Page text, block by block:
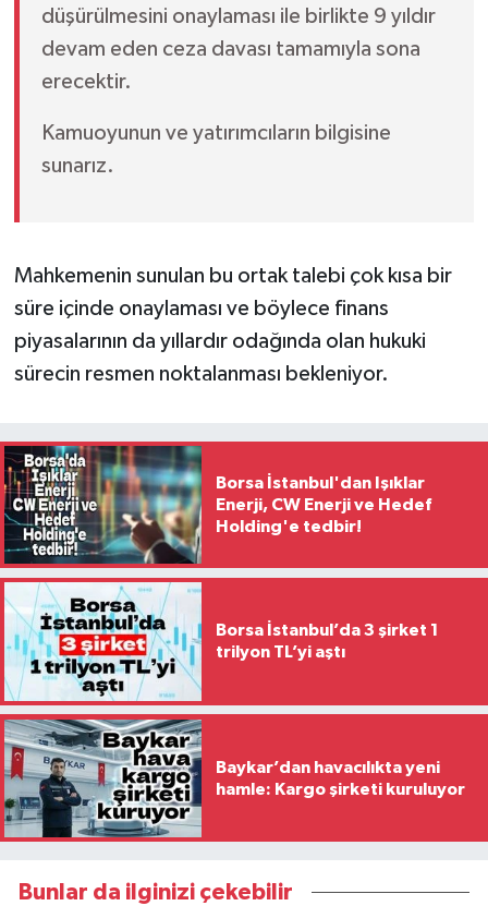
düşürülmesini onaylaması ile birlikte 9 yıldır
devam eden ceza davası tamamıyla sona
erecektir.
Kamuoyunun ve yatırımcıların bilgisine
sunarız.
Mahkemenin sunulan bu ortak talebi çok kısa bir
süre içinde onaylaması ve böylece finans
piyasalarının da yıllardır odağında olan hukuki
sürecin resmen noktalanması bekleniyor.
Borsa İstanbul'dan Işıklar
Enerji, CW Enerji ve Hedef
Holding'e tedbir!
Borsa İstanbul’da 3 şirket 1
trilyon TL’yi aştı
Baykar’dan havacılıkta yeni
hamle: Kargo şirketi kuruluyor
Bunlar da ilginizi çekebilir